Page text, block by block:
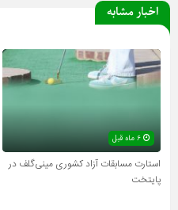
اخبار مشابه
۶ ماه قبل
استارت مسابقات آزاد کشوری مینی‌گلف در
پایتخت